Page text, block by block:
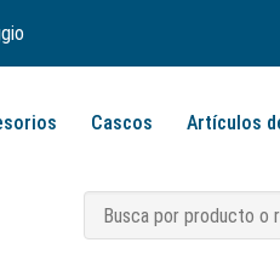
Cascos Artículos